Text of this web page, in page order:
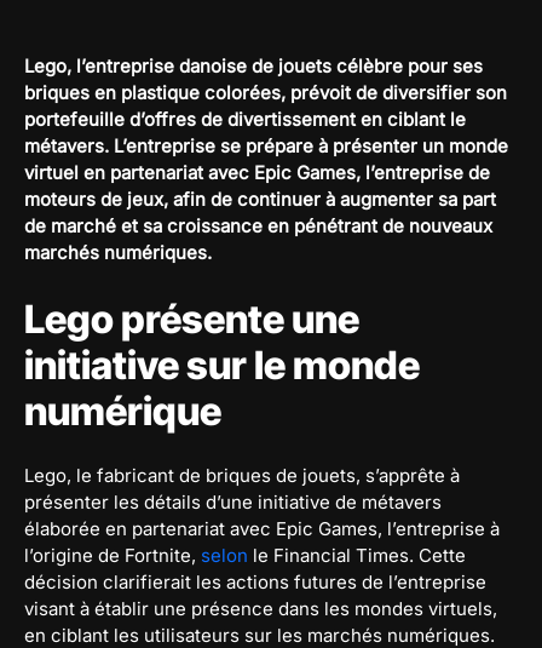
Lego, l’entreprise danoise de jouets célèbre pour ses
briques en plastique colorées, prévoit de diversifier son
portefeuille d’offres de divertissement en ciblant le
métavers. L’entreprise se prépare à présenter un monde
virtuel en partenariat avec Epic Games, l’entreprise de
moteurs de jeux, afin de continuer à augmenter sa part
de marché et sa croissance en pénétrant de nouveaux
marchés numériques.
Lego présente une
initiative sur le monde
numérique
Lego, le fabricant de briques de jouets, s’apprête à
présenter les détails d’une initiative de métavers
élaborée en partenariat avec Epic Games, l’entreprise à
l’origine de Fortnite, selon le Financial Times. Cette
décision clarifierait les actions futures de l’entreprise
visant à établir une présence dans les mondes virtuels,
en ciblant les utilisateurs sur les marchés numériques.